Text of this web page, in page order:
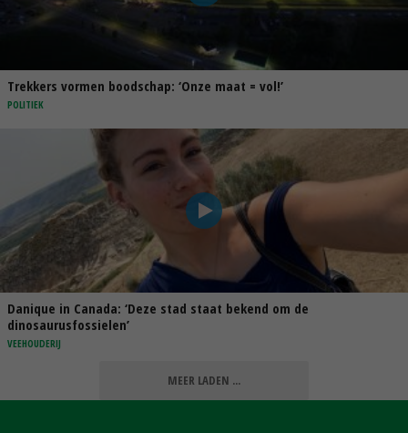
Trekkers vormen boodschap: ‘Onze maat = vol!’
POLITIEK
Danique in Canada: ‘Deze stad staat bekend om de
dinosaurusfossielen’
VEEHOUDERIJ
MEER LADEN ...